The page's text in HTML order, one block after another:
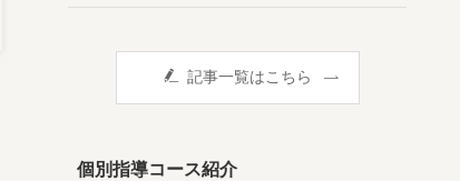
記事一覧はこちら
個別指導コース紹介